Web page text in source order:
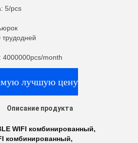
5/pcs
4000000pcs/month
лучшую цену
Описание продукта
WIFI комбинированный,
комбинированный,